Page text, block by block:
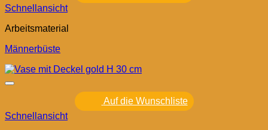
Schnellansicht
Arbeitsmaterial
Männerbüste
Auf die Wunschliste
Schnellansicht